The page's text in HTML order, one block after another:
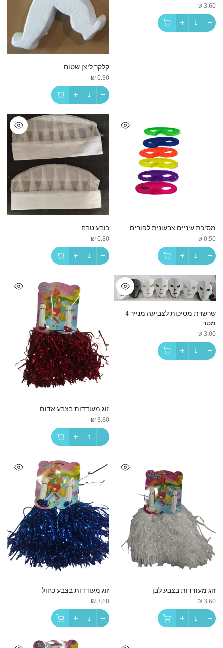
3.60 ₪
קלקר ליצן שטוח
0.90 ₪
מסיכת עיניים צבעונית לפורים
0.50 ₪
כובע טבח
0.80 ₪
שרשרת מסיכות לצביעה מנייר 4
מטר
3.00 ₪
זוג מעודדות בצבע אדום
3.60 ₪
זוג מעודדות בצבע לבן
3.60 ₪
זוג מעודדות בצבע כחול
3.60 ₪